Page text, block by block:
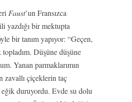
Faust’un Fransızca
yazdığı bir mektupta
bir tanım yapıyor: “Geçen,
Düşüne düşüne
Yanan parmaklarımın
zavallı çiçeklerin taç
eğik duruyordu. Evde su dolu